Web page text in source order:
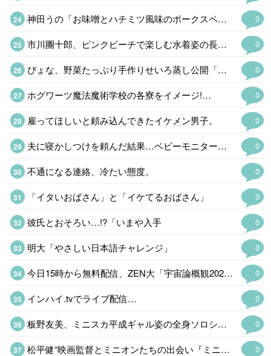
0
神田うの「お味噌とハチミツ風味のポークスペアリブ」
0
市川團十郎、ピンクビーチで楽しむ水着姿の長男・勸玄の姿公開「少年から青年に」
0
ぴょな、野菜たっぷり手作りせいろ蒸し公開「彩り綺麗」…
0
ホグワーツ魔法魔術学校の各寮をイメージ!…
0
雇ってほしいと頼み込んできたイケメン男子。
0
夫に寝かしつけを頼んだ結果…ベビーモニターに映っていた「恐ろしい光景」
0
不通になる連絡、冷たい態度。
0
「イタいおばさん」と「イケてるおばさん」
0
彼氏とおそろい…!?「いまや入手
0
明大「やさしい日本語チャレンジ」
0
今日15時から無料配信、ZEN大「宇宙論概観2026」…
0
インハイ.tvでライブ配信…
0
板野友美、ミニスカ平成ギャル姿の全身ソロショット公開「ビジュ最強」…
0
松平健“映画監督とミニオンたちの出会い『ミニオンズ&モンスターズ』本編映像…